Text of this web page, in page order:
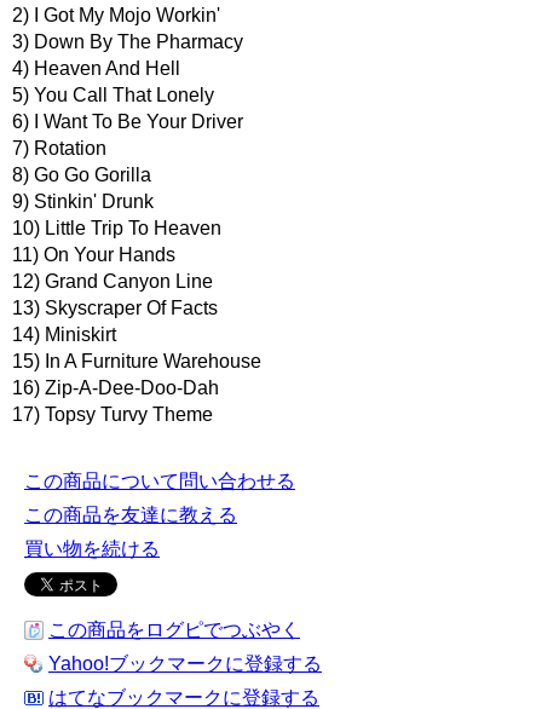
2) I Got My Mojo Workin'
3) Down By The Pharmacy
4) Heaven And Hell
5) You Call That Lonely
6) I Want To Be Your Driver
7) Rotation
8) Go Go Gorilla
9) Stinkin' Drunk
10) Little Trip To Heaven
11) On Your Hands
12) Grand Canyon Line
13) Skyscraper Of Facts
14) Miniskirt
15) In A Furniture Warehouse
16) Zip-A-Dee-Doo-Dah
17) Topsy Turvy Theme
この商品について問い合わせる
この商品を友達に教える
買い物を続ける
この商品をログピでつぶやく
Yahoo!ブックマークに登録する
はてなブックマークに登録する